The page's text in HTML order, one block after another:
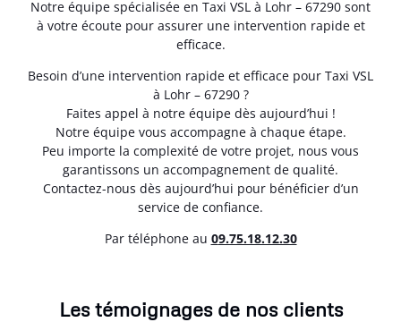
Notre équipe spécialisée en Taxi VSL à Lohr – 67290 sont
à votre écoute pour assurer une intervention rapide et
efficace.
Besoin d’une intervention rapide et efficace pour Taxi VSL
à Lohr – 67290 ?
Faites appel à notre équipe dès aujourd’hui !
Notre équipe vous accompagne à chaque étape.
Peu importe la complexité de votre projet, nous vous
garantissons un accompagnement de qualité.
Contactez-nous dès aujourd’hui pour bénéficier d’un
service de confiance.
Par téléphone au 09.75.18.12.30
Les témoignages de nos clients